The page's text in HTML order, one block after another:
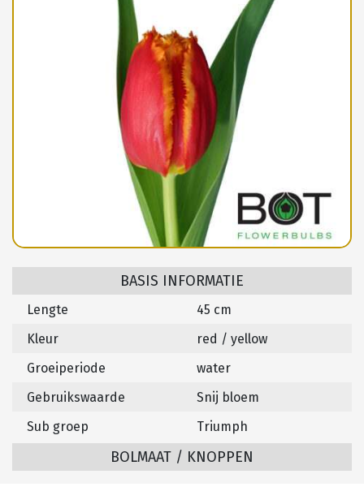
BASIS INFORMATIE
Lengte
45 cm
Kleur
red / yellow
Groeiperiode
water
Gebruikswaarde
Snij bloem
Sub groep
Triumph
BOLMAAT / KNOPPEN